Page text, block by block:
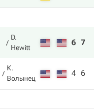
D.
Hewitt
6 7
К.
Волынец
4 6